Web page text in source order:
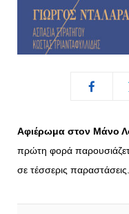
Αφιέρωμα στον Μάνο
πρώτη φορά
σε τέσσερις παραστάσεις.